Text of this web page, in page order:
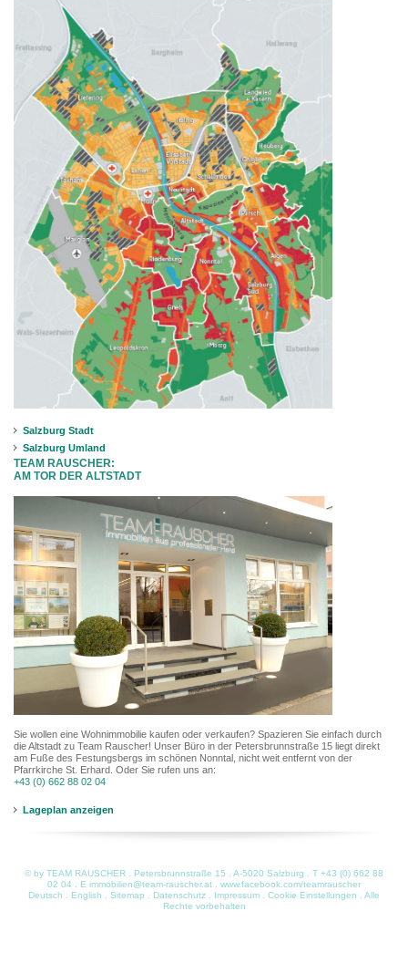
Salzburg Stadt
Salzburg Umland
TEAM RAUSCHER:
AM TOR DER ALTSTADT
Sie wollen eine Wohnimmobilie kaufen oder verkaufen? Spazieren Sie einfach durch
die Altstadt zu Team Rauscher! Unser Büro in der Petersbrunnstraße 15 liegt direkt
am Fuße des Festungsbergs im schönen Nonntal, nicht weit entfernt von der
Pfarrkirche St. Erhard. Oder Sie rufen uns an:
+43 (0) 662 88 02 04
Lageplan anzeigen
© by TEAM RAUSCHER . Petersbrunnstraße 15 . A-5020 Salzburg . T +43 (0) 662 88
02 04 . E immobilien@team-rauscher.at
www.facebook.com/teamrauscher
Deutsch
English Sitemap Datenschutz Impressum Cookie Einstellungen . Alle
Rechte vorbehalten